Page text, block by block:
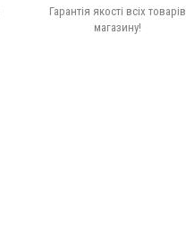
Гарантія якості всіх товарів
магазину!